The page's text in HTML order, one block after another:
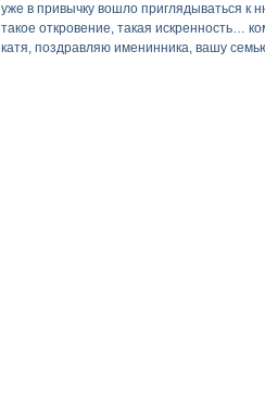
уже в привычку вошло приглядываться к
такое откровение, такая искренность…
катя, поздравляю именинника, вашу